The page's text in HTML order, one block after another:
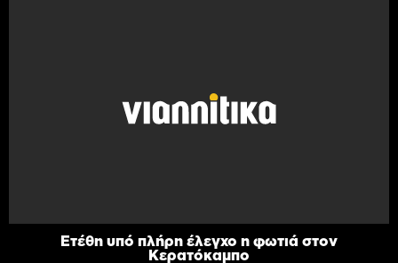
Ετέθη υπό πλήρη έλεγχο η φωτιά στον
Κερατόκαμπο